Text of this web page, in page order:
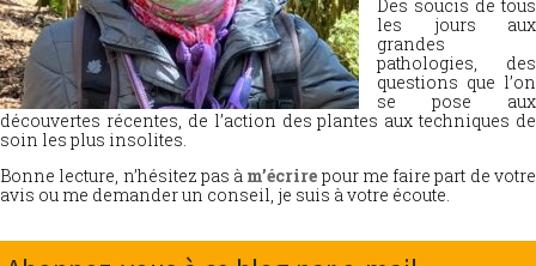
Des soucis de tous
les jours aux
grandes
pathologies, des
questions que l’on
se pose aux
découvertes récentes, de l’action des plantes aux techniques de
soin les plus insolites.
Bonne lecture, n’hésitez pas à m’écrire pour me faire part de votre
avis ou me demander un conseil, je suis à votre écoute.